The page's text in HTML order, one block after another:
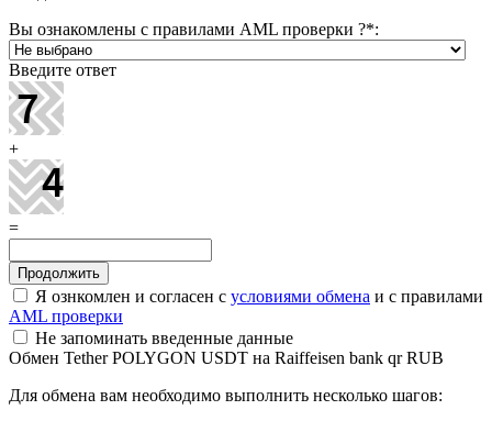
Вы ознакомлены с правилами AML проверки ?*:
Введите ответ
+
=
Я ознкомлен и согласен с условиями обмена и с правилами
AML проверки
Не запоминать введенные данные
Обмен Tether POLYGON USDT на Raiffeisen bank qr RUB
Для обмена вам необходимо выполнить несколько шагов: